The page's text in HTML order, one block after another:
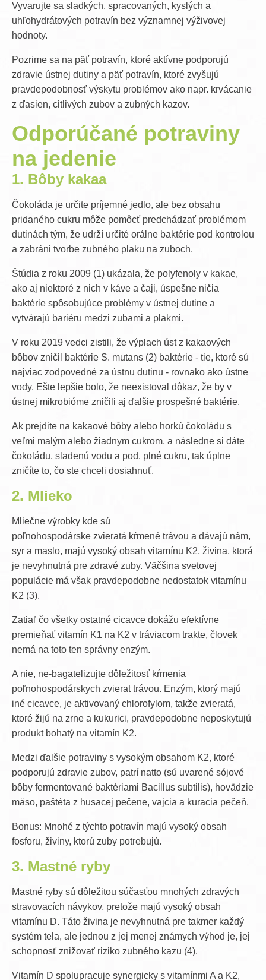
Vyvarujte sa sladkých, spracovaných, kyslých a
uhľohydrátových potravín bez významnej výživovej
hodnoty.
Pozrime sa na päť potravín, ktoré aktívne podporujú
zdravie ústnej dutiny a päť potravín, ktoré zvyšujú
pravdepodobnosť výskytu problémov ako napr. krvácanie
z ďasien, citlivých zubov a zubných kazov.
Odporúčané potraviny
na jedenie
1. Bôby kakaa
Čokoláda je určite príjemné jedlo, ale bez obsahu
pridaného cukru môže pomôcť predchádzať problémom
dutinách tým, že udrží určité orálne baktérie pod kontrolou
a zabráni tvorbe zubného plaku na zuboch.
Štúdia z roku 2009 (1) ukázala, že polyfenoly v kakae,
ako aj niektoré z nich v káve a čaji, úspešne ničia
baktérie spôsobujúce problémy v ústnej dutine a
vytvárajú bariéru medzi zubami a plakmi.
V roku 2019 vedci zistili, že výplach úst z kakaových
bôbov zničil baktérie S. mutans (2) baktérie - tie, ktoré sú
najviac zodpovedné za ústnu dutinu - rovnako ako ústne
vody. Ešte lepšie bolo, že neexistoval dôkaz, že by v
ústnej mikrobióme zničili aj ďalšie prospešné baktérie.
Ak prejdite na kakaové bôby alebo horkú čokoládu s
veľmi malým alebo žiadnym cukrom, a následne si dáte
čokoládu, sladenú vodu a pod. plné cukru, tak úplne
zničíte to, čo ste chceli dosiahnuť.
2. Mlieko
Mliečne výrobky kde sú
poľnohospodárske zvieratá kŕmené trávou a dávajú nám,
syr a maslo, majú vysoký obsah vitamínu K2, živina, ktorá
je nevyhnutná pre zdravé zuby. Väčšina svetovej
populácie má však pravdepodobne nedostatok vitamínu
K2 (3).
Zatiaľ čo všetky ostatné cicavce dokážu efektívne
premieňať vitamín K1 na K2 v tráviacom trakte, človek
nemá na toto ten správny enzým.
A nie, ne-bagatelizujte dôležitosť kŕmenia
poľnohospodárskych zvierat trávou. Enzým, ktorý majú
iné cicavce, je aktivovaný chlorofylom, takže zvieratá,
ktoré žijú na zrne a kukurici, pravdepodobne neposkytujú
produkt bohatý na vitamín K2.
Medzi ďalšie potraviny s vysokým obsahom K2, ktoré
podporujú zdravie zubov, patrí natto (sú uvarené sójové
bôby fermentované baktériami Bacillus subtilis), hovädzie
mäso, paštéta z husacej pečene, vajcia a kuracia pečeň.
Bonus: Mnohé z týchto potravín majú vysoký obsah
fosforu, živiny, ktorú zuby potrebujú.
3. Mastné ryby
Mastné ryby sú dôležitou súčasťou mnohých zdravých
stravovacích návykov, pretože majú vysoký obsah
vitamínu D. Táto živina je nevyhnutná pre takmer každý
systém tela, ale jednou z jej menej známych výhod je, jej
schopnosť znižovať riziko zubného kazu (4).
Vitamín D spolupracuje synergicky s vitamínmi A a K2,